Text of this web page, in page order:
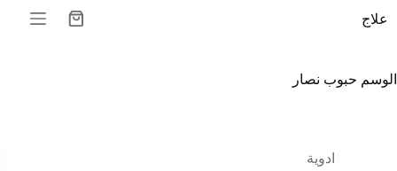
إلىعلاج
عربة
الوسم حبوب نصار
ادوية